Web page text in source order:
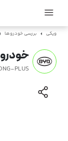
ویکی بررسی خودروها
PLUS